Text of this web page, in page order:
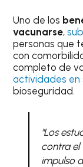
Uno de los
vacunarse,
personas que
con
completo de
actividades en
bioseguridad.
"Los
contra el
impulso